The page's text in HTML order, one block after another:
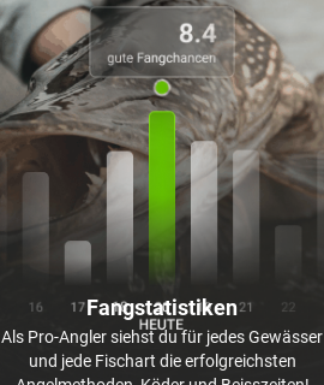
Fangstatistiken
Als Pro-Angler siehst du für jedes Gewässer
und jede Fischart die erfolgreichsten